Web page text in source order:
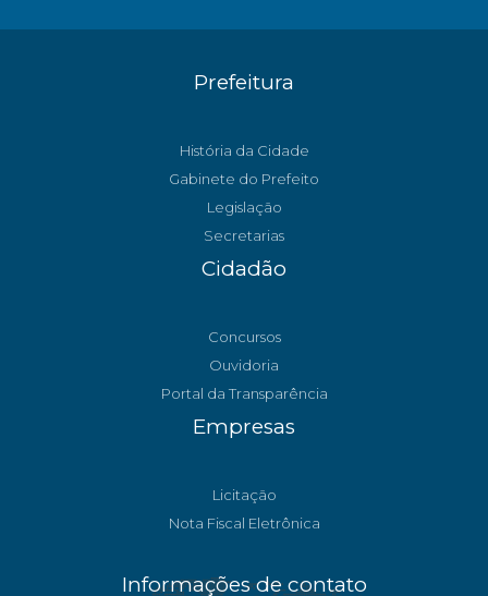
Prefeitura
História da Cidade
Gabinete do Prefeito
Legislação
Secretarias
Cidadão
Concursos
Ouvidoria
Portal da Transparência
Empresas
Licitação
Nota Fiscal Eletrônica
Informações de contato